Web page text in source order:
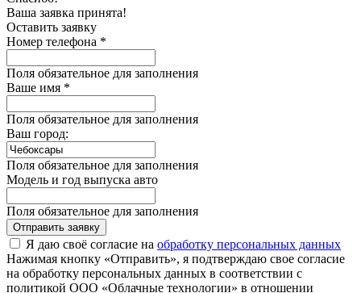
Ваша заявка принята!
Оставить заявку
Номер телефона *
Поля обязательное для заполнения
Ваше имя *
Поля обязательное для заполнения
Ваш город:
Поля обязательное для заполнения
Модель и год выпуска авто
Поля обязательное для заполнения
Отправить заявку
Я даю своё согласие на обработку персональных данных
Нажимая кнопку «Отправить», я подтверждаю свое согласие
на обработку персональных данных в соответствии с
политикой ООО «Облачные технологии» в отношении